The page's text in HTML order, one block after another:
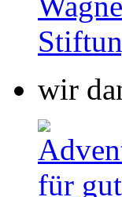
wir